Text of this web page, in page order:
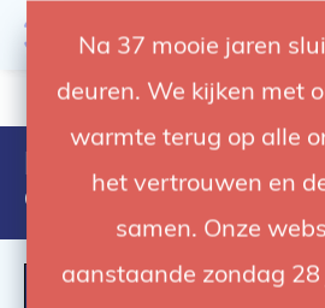
Na 37 mooie jaren
deuren. We kijken met
warmte terug op alle
het vertrouwen en
samen. Onze
aanstaande zondag
4.92 / 5 op trusted shops
Producten getagd
arm
FILTER